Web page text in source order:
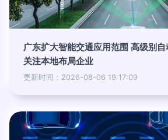
广东扩大智能交通应用范围 高级别自
关注本地布局企业
更新时间：2026-08-06 19:17:09